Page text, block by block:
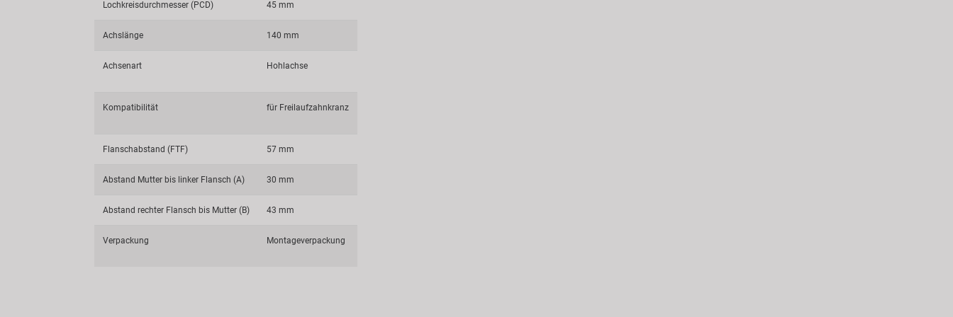
Lochkreisdurchmesser (PCD) 45 mm
Achslänge 140 mm
Achsenart Hohlachse
Kompatibilität für Freilaufzahnkranz
Flanschabstand (FTF) 57 mm
Abstand Mutter bis linker Flansch (A) 30 mm
Abstand rechter Flansch bis Mutter (B) 43 mm
Verpackung Montageverpackung